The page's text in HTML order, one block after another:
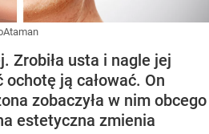
Zrobiła usta i nagle jej
ją całować. On
zobaczyła w nim obcego
estetyczna zmienia